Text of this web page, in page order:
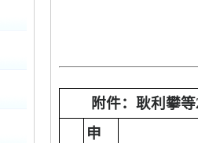
附件：耿利攀等
申